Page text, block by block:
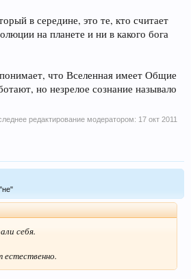
в середине, это те, кто считает
на планете и ни в какого бога
что Вселенная имеет Общие
но незрелое сознание называло
редактирование модератором: 17 окт 2011
себя.
естественно.